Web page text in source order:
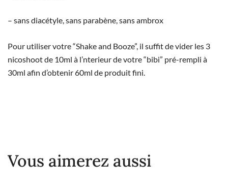
– sans diacétyle, sans parabène, sans ambrox
Pour utiliser votre “Shake and Booze”, il suffit de vider les 3
nicoshoot de 10ml à l’nterieur de votre “bibi” pré-rempli à
30ml afin d’obtenir 60ml de produit fini.
Vous aimerez aussi